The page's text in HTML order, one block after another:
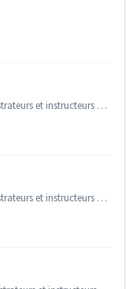
Qui peut utiliser cette fonction ? Administrateurs et instructeurs + back office Premium MAX PRO / Add-On « Système salarial » et « Des statistiques préc...
Qui peut utiliser cette fonction ? Administrateurs et instructeurs + back office Premium MAX / Add-On « Système d'évaluations » SportsNow t'off...